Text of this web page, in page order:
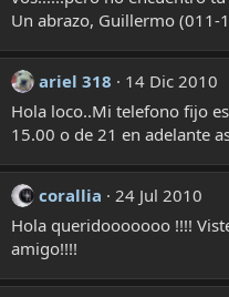
Un abrazo, Guillermo (011-
ariel 318
14 Dic 2010
Hola loco..Mi telefono fijo
15.00 o de 21 en adelante
corallia
24 Jul 2010
Hola queridooooooo !!!!
amigo!!!!